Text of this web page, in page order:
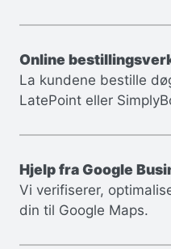
Online
La kundene bestille
LatePoint eller
Hjelp fra Google
Vi verifiserer,
din til Google Maps.